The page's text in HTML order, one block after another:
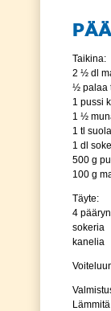
Taikina:
2 ½ dl
½ palaa
1 pussi
1 ½
1 tl
1 dl
500 g
100 g
Täyte:
4
sokeria
kanelia